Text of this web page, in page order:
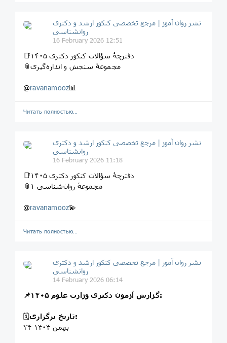
نشر روان‌ آموز | مرجع تخصصی کنکور ارشد و دکتری
روانشناسی
16 February 2026 12:51
📑دفترچهٔ سؤالات کنکور دکتری ۱۴۰۵
📎مجموعهٔ سنجش و اندازه‌گیری
@ravanamooz📊
Читать полностью…
نشر روان‌ آموز | مرجع تخصصی کنکور ارشد و دکتری
روانشناسی
16 February 2026 11:18
📑دفترچهٔ سؤالات کنکور دکتری ۱۴۰۵
📎مجموعهٔ روان‌شناسی ۱
@ravanamooz💫
Читать полностью…
نشر روان‌ آموز | مرجع تخصصی کنکور ارشد و دکتری
روانشناسی
14 February 2026 06:14
📌گزارش آزمون دکتری وزارت علوم ۱۴۰۵:
🗓️
تاریخ برگزاری:
۲۴ بهمن ۱۴۰۴